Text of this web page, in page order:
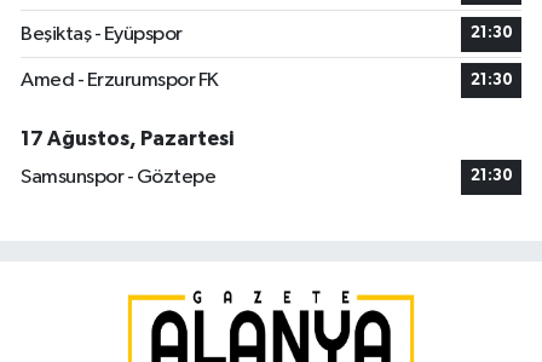
Beşiktaş - Eyüpspor 21:30
Amed - Erzurumspor FK 21:30
17 Ağustos, Pazartesi
Samsunspor - Göztepe
21:30